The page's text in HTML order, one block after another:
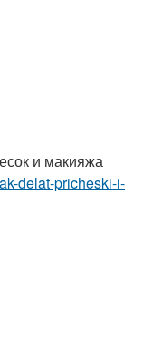
и макияжа
delat-pricheski-i-